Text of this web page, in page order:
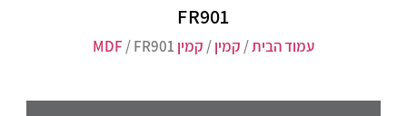
FR901
עמוד הבית/ קמין/ קמין MDF / FR901